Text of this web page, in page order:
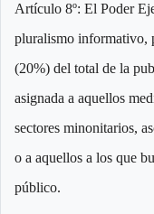
Artículo 8º: El Poder
pluralismo informativo,
(20%) del total de la
asignada a aquellos
sectores minonitarios,
o a aquellos a los que
público.